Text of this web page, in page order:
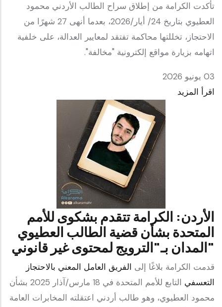
تأكدت الكرامة من إطلاق سراح الطالب الأردني محمود
العطيوي بتاريخ 24/ أيار/2026، بعدما أنهى 27 شهرًا من
الاحتجاز، تخللتها محاكمة تفتقد لمعايير العدالة، على خلفية
اتهامه بزيارة مواقع إلكترونية "مخالفة".
03 يونيو 2026
اقرأ المزيد
الأردن: الكرامة تتقدم بشكوى للأمم
المتحدة بشأن قضية الطالب العطيوي
المدان بـ"الترويج لمحتوى غير قانوني"
قدمت الكرامة بلاغًا إلى الفريق العامل المعني بالاحتجاز
التعسفي
التابع للأمم المتحدة في 18 مارس/آذار 2025 بشأن
محمود العطيوي، وهو طالب أردني اعتقلته المخابرات العامة